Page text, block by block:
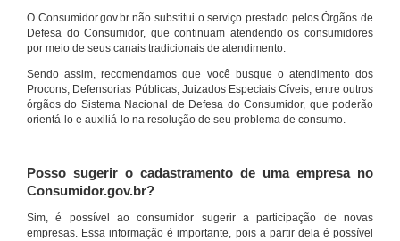
O Consumidor.gov.br não substitui o serviço prestado pelos Órgãos de
Defesa do Consumidor, que continuam atendendo os consumidores
por meio de seus canais tradicionais de atendimento.
Sendo assim, recomendamos que você busque o atendimento dos
Procons, Defensorias Públicas, Juizados Especiais Cíveis, entre outros
órgãos do Sistema Nacional de Defesa do Consumidor, que poderão
orientá-lo e auxiliá-lo na resolução de seu problema de consumo.
Posso sugerir o cadastramento de uma empresa no
Consumidor.gov.br?
Sim, é possível ao consumidor sugerir a participação de novas
empresas. Essa informação é importante, pois a partir dela é possível